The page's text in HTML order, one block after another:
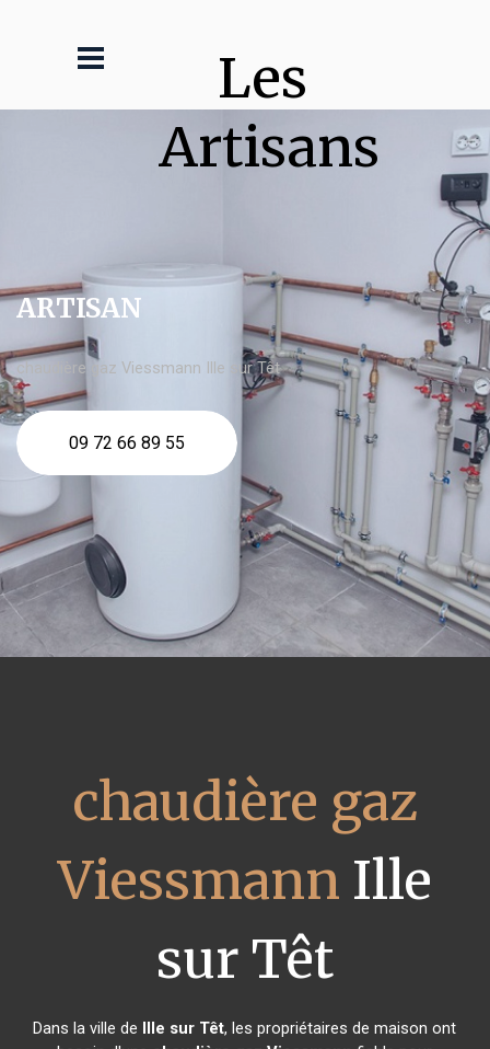
Les
Artisans
ARTISAN
chaudière gaz Viessmann Ille sur Têt
09 72 66 89 55
chaudière gaz
Viessmann Ille
sur Têt
Dans la ville de Ille sur Têt, les propriétaires de maison ont